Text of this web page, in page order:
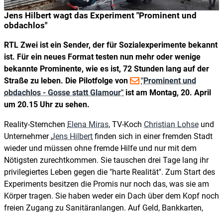
Jens Hilbert wagt das Experiment "Prominent und
obdachlos"
RTL Zwei ist ein Sender, der für Sozialexperimente bekannt
ist. Für ein neues Format testen nun mehr oder wenige
bekannte Prominente, wie es ist, 72 Stunden lang auf der
Straße zu leben. Die Pilotfolge von
"Prominent und
obdachlos - Gosse statt Glamour" ist am Montag, 20. April
um 20.15 Uhr zu sehen.
Reality-Sternchen Elena Miras, TV-Koch Christian Lohse und
UnternehmerJens Hilbert finden sich in einer fremden Stadt
wieder und müssen ohne fremde Hilfe und nur mit dem
Nötigsten zurechtkommen. Sie tauschen drei Tage lang ihr
privilegiertes Leben gegen die "harte Realität". Zum Start des
Experiments besitzen die Promis nur noch das, was sie am
Körper tragen. Sie haben weder ein Dach über dem Kopf noch
freien Zugang zu Sanitäranlangen. Auf Geld, Bankkarten,